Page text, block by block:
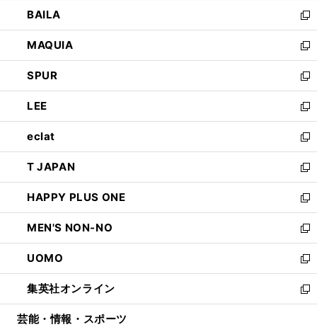
く
ィ
ン
ド
ウ
で
開
く
い
ウ
ィ
ン
ド
ウ
で
開
く
BAILA
新
し
い
ウ
ィ
ン
ド
ウ
で
開
く
MAQUIA
新
し
い
ウ
ィ
ン
ド
ウ
で
開
く
SPUR
新
し
い
ウ
ィ
ン
ド
ウ
で
開
く
LEE
新
し
い
ウ
ィ
ン
ド
ウ
で
開
く
eclat
新
し
い
ウ
ィ
ン
ド
ウ
で
開
く
T JAPAN
新
し
い
ウ
ィ
ン
ド
ウ
で
開
HAPPY PLUS ONE
新
し
い
ウ
ィ
ン
ド
ウ
MEN'S NON-NO
新
し
い
ウ
ィ
ン
UOMO
新
し
い
ウ
集英社オンライン
新
し
芸能・情報・スポーツ